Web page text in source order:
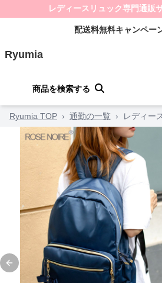
レディースリュック専門通販
配送料無料キャンペー
Ryumia
商品を検索する
Ryumia TOP › 通勤の一覧 › レディー
Previous slide